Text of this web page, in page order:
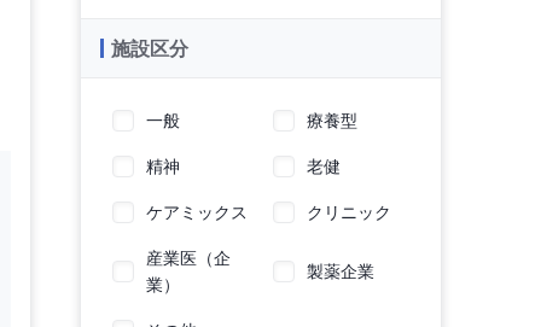
施設区分
一般
療養型
精神
老健
ケアミックス
クリニック
産業医（企
業）
製薬企業